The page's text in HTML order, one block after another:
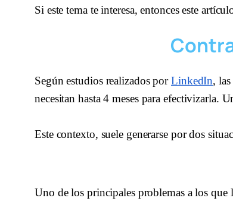
Si este tema te interesa, entonces este
Según estudios realizados por LinkedIn,
necesitan hasta 4 meses para efectivizarla.
Este contexto, suele generarse por dos
Uno de los principales problemas a los que